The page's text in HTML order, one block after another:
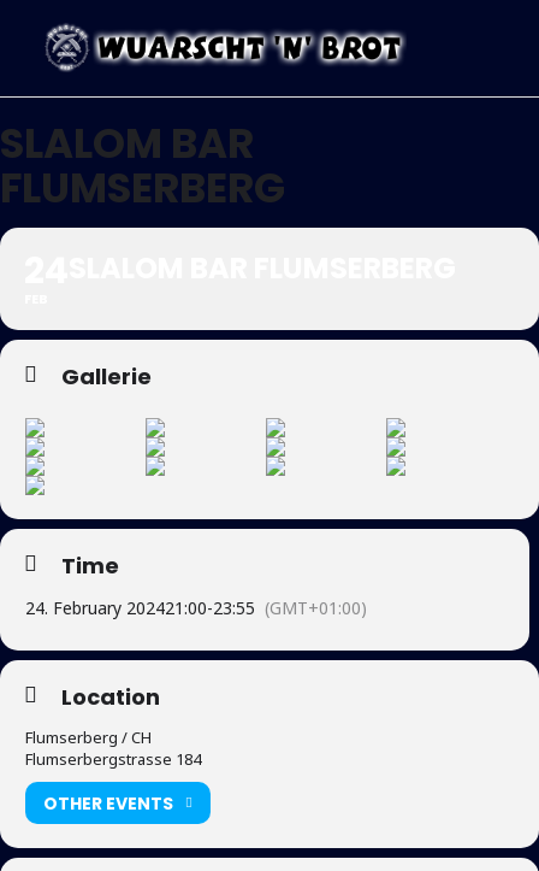
SLALOM BAR
FLUMSERBERG
Gallerie
Time
24. February 202421:00-23:55 (GMT+01:00)
Location
Flumserberg / CH
Flumserbergstrasse 184
OTHER EVENTS